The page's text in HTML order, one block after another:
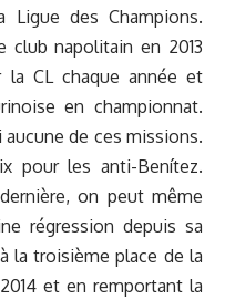
des Champions.
club napolitain en 2013
CL chaque année et
en championnat.
de ces missions.
pour les anti-Benítez.
on peut même
régression depuis sa
la troisième place de la
et en remportant la